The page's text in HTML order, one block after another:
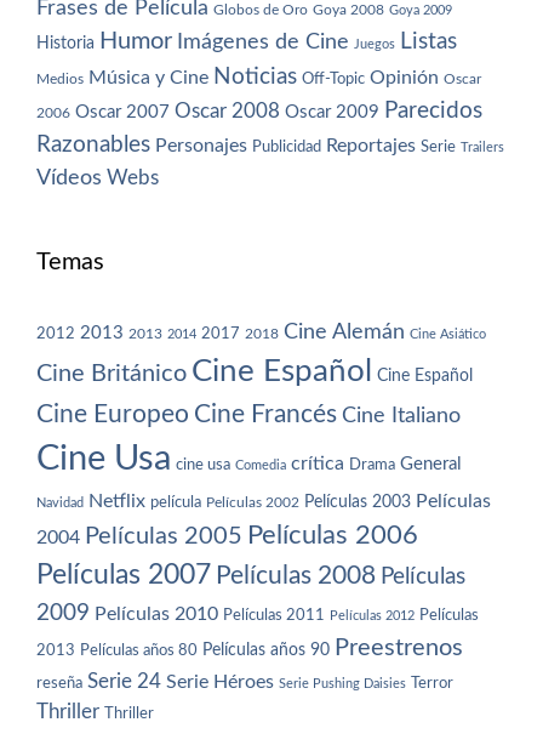
Frases de Película Globos de Oro Goya 2008 Goya 2009
Historia Humor Imágenes de Cine Juegos Listas
Medios Música y Cine Noticias Off-Topic Opinión Oscar
2006 Oscar 2007 Oscar 2008 Oscar 2009 Parecidos
Razonables Personajes Publicidad Reportajes Serie Trailers
Vídeos Webs
Temas
2012 2013 2013 2014 2017 2018 Cine Alemán Cine Asiático
Cine Británico Cine Español Cine Español
Cine Europeo Cine Francés Cine Italiano
Cine Usa cine usa Comedia crítica Drama General
Navidad Netflix película Películas 2002 Películas 2003 Películas
2004 Películas 2005 Películas 2006
Películas 2007 Películas 2008 Películas
2009 Películas 2010 Películas 2011 Películas 2012 Películas
2013 Películas años 80 Películas años 90 Preestrenos
reseña Serie 24 Serie Héroes Serie Pushing Daisies Terror
Thriller Thriller